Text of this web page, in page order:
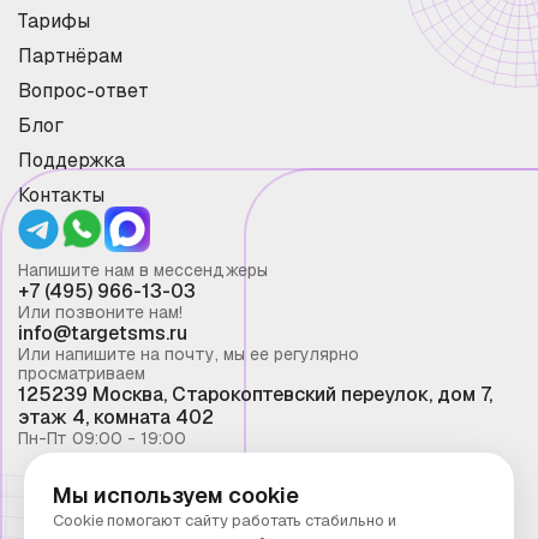
Тарифы
Партнёрам
Вопрос-ответ
Блог
Поддержка
Контакты
Напишите нам в мессенджеры
+7 (495) 966-13-03
Или позвоните нам!
info@targetsms.ru
Или напишите на почту, мы ее регулярно
просматриваем
125239 Москва, Старокоптевский переулок, дом 7,
этаж 4, комната 402
Пн-Пт 09:00 - 19:00
Смс рассылка 2026 ©
Мы используем cookie
Cookie помогают сайту работать стабильно и